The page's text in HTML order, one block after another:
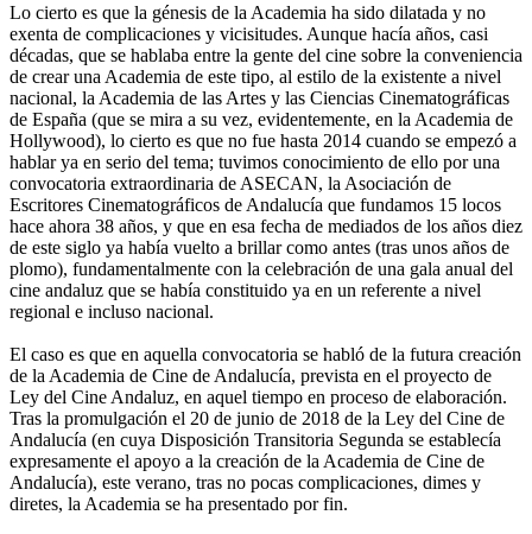
Lo cierto es que la génesis de la Academia ha sido dilatada y no
exenta de complicaciones y vicisitudes. Aunque hacía años, casi
décadas, que se hablaba entre la gente del cine sobre la conveniencia
de crear una Academia de este tipo, al estilo de la existente a nivel
nacional, la Academia de las Artes y las Ciencias Cinematográficas
de España (que se mira a su vez, evidentemente, en la Academia de
Hollywood), lo cierto es que no fue hasta 2014 cuando se empezó a
hablar ya en serio del tema; tuvimos conocimiento de ello por una
convocatoria extraordinaria de ASECAN, la Asociación de
Escritores Cinematográficos de Andalucía que fundamos 15 locos
hace ahora 38 años, y que en esa fecha de mediados de los años diez
de este siglo ya había vuelto a brillar como antes (tras unos años de
plomo), fundamentalmente con la celebración de una gala anual del
cine andaluz que se había constituido ya en un referente a nivel
regional e incluso nacional.
El caso es que en aquella convocatoria se habló de la futura creación
de la Academia de Cine de Andalucía, prevista en el proyecto de
Ley del Cine Andaluz, en aquel tiempo en proceso de elaboración.
Tras la promulgación el 20 de junio de 2018 de la Ley del Cine de
Andalucía (en cuya Disposición Transitoria Segunda se establecía
expresamente el apoyo a la creación de la Academia de Cine de
Andalucía), este verano, tras no pocas complicaciones, dimes y
diretes, la Academia se ha presentado por fin.